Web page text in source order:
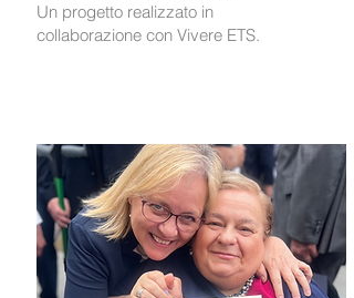
Un progetto realizzato in
collaborazione con Vivere ETS.